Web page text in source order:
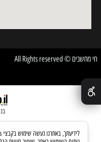
חי מחשבים © All Rights reserved